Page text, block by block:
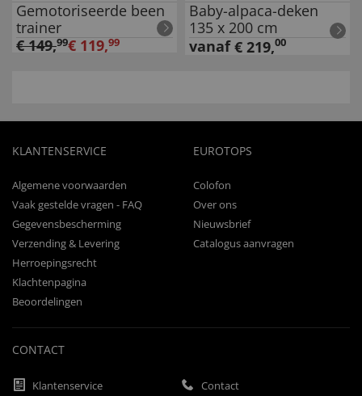
Gemotoriseerde been
trainer
€149,99€ 119,99
Baby-alpaca-deken
135 x 200 cm
vanaf € 219,00
KLANTENSERVICE
Algemene voorwaarden
Vaak gestelde vragen - FAQ
Gegevensbescherming
Verzending & Levering
Herroepingsrecht
Klachtenpagina
Beoordelingen
EUROTOPS
Colofon
Over ons
Nieuwsbrief
Catalogus aanvragen
CONTACT
Klantenservice Contact